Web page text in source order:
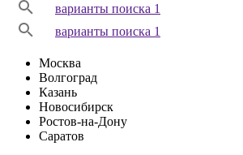
варианты поиска 1
варианты поиска 1
Москва
Волгоград
Казань
Новосибирск
Ростов-на-Дону
Саратов